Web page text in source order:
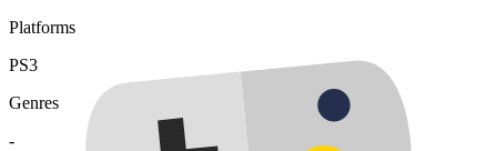
Platforms
PS3
Genres
-